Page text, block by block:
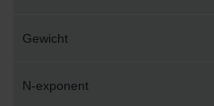
Gewicht
N-exponent